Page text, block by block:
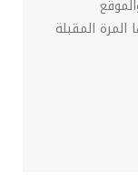
المقبلة